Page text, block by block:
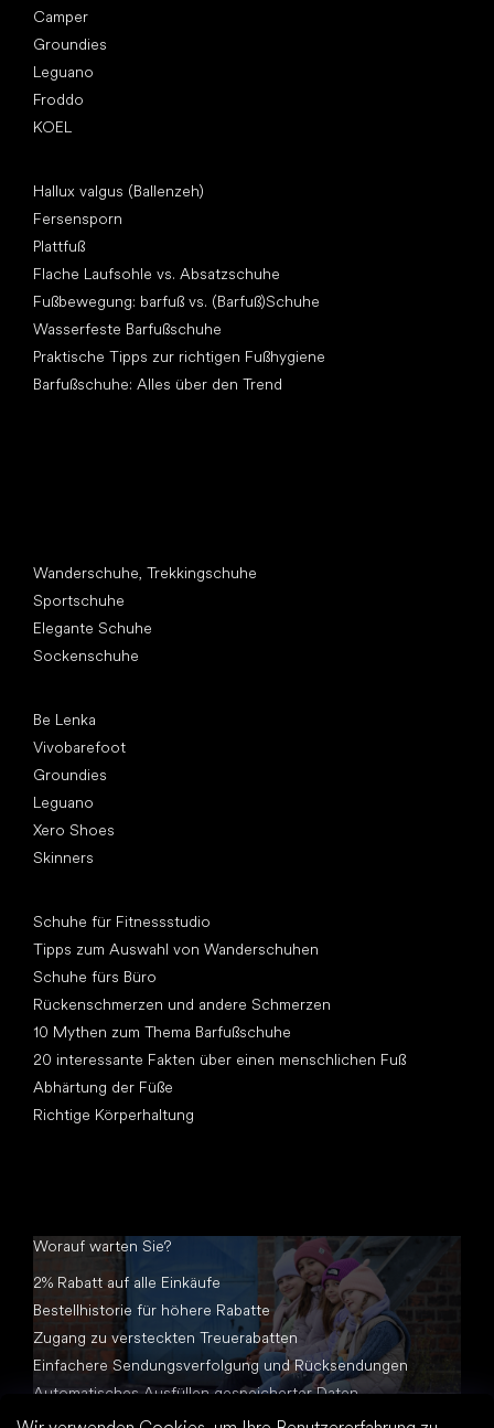
Camper
Groundies
Leguano
Froddo
KOEL
Hallux valgus (Ballenzeh)
Fersensporn
Plattfuß
Flache Laufsohle vs. Absatzschuhe
Fußbewegung: barfuß vs. (Barfuß)Schuhe
Wasserfeste Barfußschuhe
Praktische Tipps zur richtigen Fußhygiene
Barfußschuhe: Alles über den Trend
Wanderschuhe, Trekkingschuhe
Sportschuhe
Elegante Schuhe
Sockenschuhe
Be Lenka
Vivobarefoot
Groundies
Leguano
Xero Shoes
Skinners
Schuhe für Fitnessstudio
Tipps zum Auswahl von Wanderschuhen
Schuhe fürs Büro
Rückenschmerzen und andere Schmerzen
10 Mythen zum Thema Barfußschuhe
20 interessante Fakten über einen menschlichen Fuß
Abhärtung der Füße
Richtige Körperhaltung
Worauf warten Sie?
2% Rabatt auf alle Einkäufe
Bestellhistorie für höhere Rabatte
Zugang zu versteckten Treuerabatten
Einfachere Sendungsverfolgung und Rücksendungen
Automatisches Ausfüllen gespeicherter Daten
Alle Dokumente an einem Ort